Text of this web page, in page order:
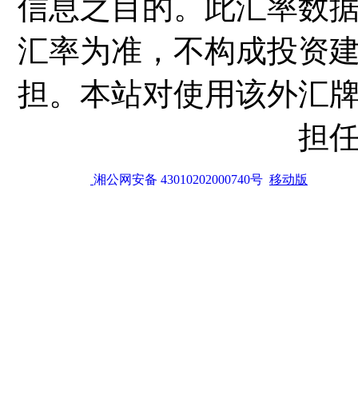
信息之目的。此汇率数
汇率为准，不构成投资
担。本站对使用该外汇
担
湘公网安备 43010202000740号 移动版